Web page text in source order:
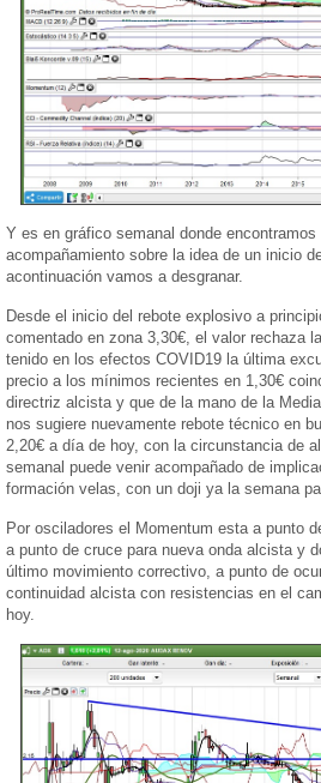
Y es en gráfico semanal donde
acompañamiento sobre la idea de un inicio
acontinuación vamos a desgranar.
Desde el inicio del rebote explosivo a
comentado en zona 3,30€, el valor rechaza
tenido en los efectos COVID19 la última
precio a los mínimos recientes en 1,30€
directriz alcista y que de la mano de la
nos sugiere nuevamente rebote técnico en
2,20€ a día de hoy, con la circunstancia de
semanal puede venir acompañado de
formación velas, con un doji ya la semana
Por osciladores el Momentum esta a punto
a punto de cruce para nueva onda alcista y
último movimiento correctivo, a punto de
continuidad alcista con resistencias en el
hoy.